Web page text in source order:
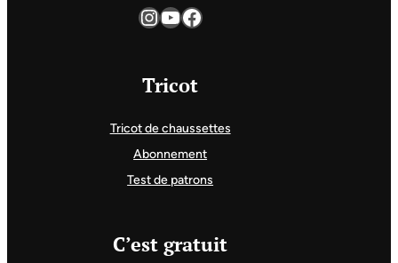
InstagramYouTube Facebook
Tricot
Tricot de chaussettes
Abonnement
Test de patrons
C’est gratuit